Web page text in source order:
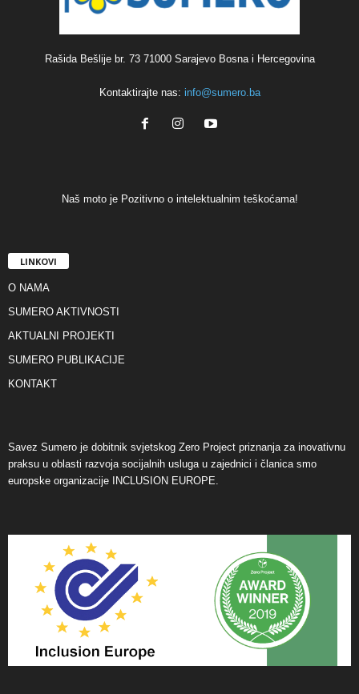
Rašida Bešlije br. 73 71000 Sarajevo Bosna i Hercegovina
Kontaktirajte nas: info@sumero.ba
Naš moto je Pozitivno o intelektualnim teškoćama!
LINKOVI
O NAMA
SUMERO AKTIVNOSTI
AKTUALNI PROJEKTI
SUMERO PUBLIKACIJE
KONTAKT
Savez Sumero je dobitnik svjetskog Zero Project priznanja za inovativnu
praksu u oblasti razvoja socijalnih usluga u zajednici i članica smo
europske organizacije INCLUSION EUROPE.